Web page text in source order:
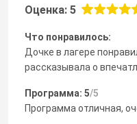
Оценка: 5
Что понравилось:
Дочке в лагере
рассказывала о
Программа: 5/5
Программа отличная,